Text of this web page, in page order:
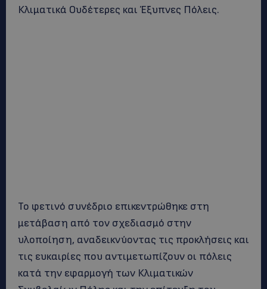
Κλιματικά Ουδέτερες και Έξυπνες Πόλεις.
Το φετινό συνέδριο επικεντρώθηκε στη
μετάβαση από τον σχεδιασμό στην
υλοποίηση, αναδεικνύοντας τις προκλήσεις και
τις ευκαιρίες που αντιμετωπίζουν οι πόλεις
κατά την εφαρμογή των Κλιματικών